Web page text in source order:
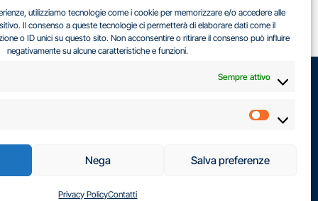
utilizziamo tecnologie come i cookie per memorizzare e/o accedere alle
Il consenso a queste tecnologie ci permetterà di elaborare dati come il
o ID unici su questo sito. Non acconsentire o ritirare il consenso può influire
negativamente su alcune caratteristiche e funzioni.
Sempre attivo
Nega Salva preferenze
Privacy PolicyContatti